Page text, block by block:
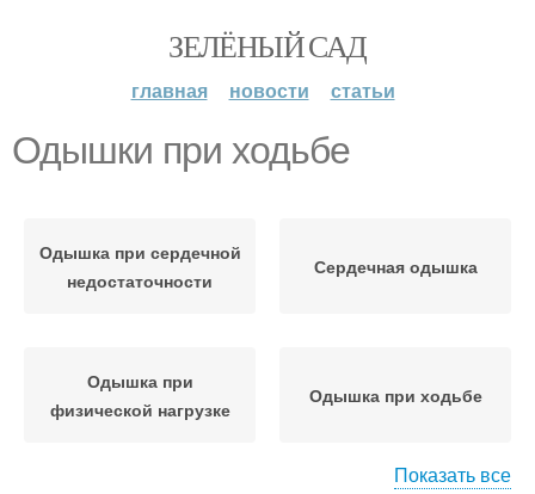
ЗЕЛЁНЫЙ САД
главная новости статьи
Одышки при ходьбе
Одышка при сердечной
недостаточности
Сердечная одышка
Одышка при
физической нагрузке
Одышка при ходьбе
Показать все